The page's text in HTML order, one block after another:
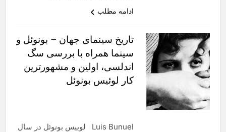
ادامه مطلب
تاریخ سینمای جهان – بونوئل و
سینما همراه با بررسی سگ
اندلسی، اولین و مشهورترین
کار لوئیس بونوئل
Luis Bunuel لوییس بونوئل در سال